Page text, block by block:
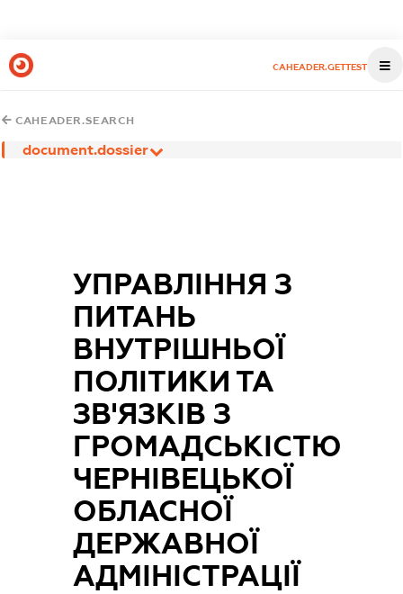
CAHEADER.GETTEST
CAHEADER.SEARCH
document.dossier
УПРАВЛІННЯ З
ПИТАНЬ
ВНУТРІШНЬОЇ
ПОЛІТИКИ ТА
ЗВ'ЯЗКІВ З
ГРОМАДСЬКІСТЮ
ЧЕРНІВЕЦЬКОЇ
ОБЛАСНОЇ
ДЕРЖАВНОЇ
АДМІНІСТРАЦІЇ